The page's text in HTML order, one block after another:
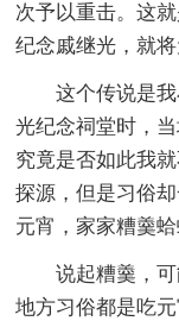
次予以重击。这
纪念戚继光，就
这个传说是
光纪念祠堂时，
究竟是否如此我
探源，但是习俗
元宵，家家糟羹蛤
说起糟羹，
地方习俗都是吃